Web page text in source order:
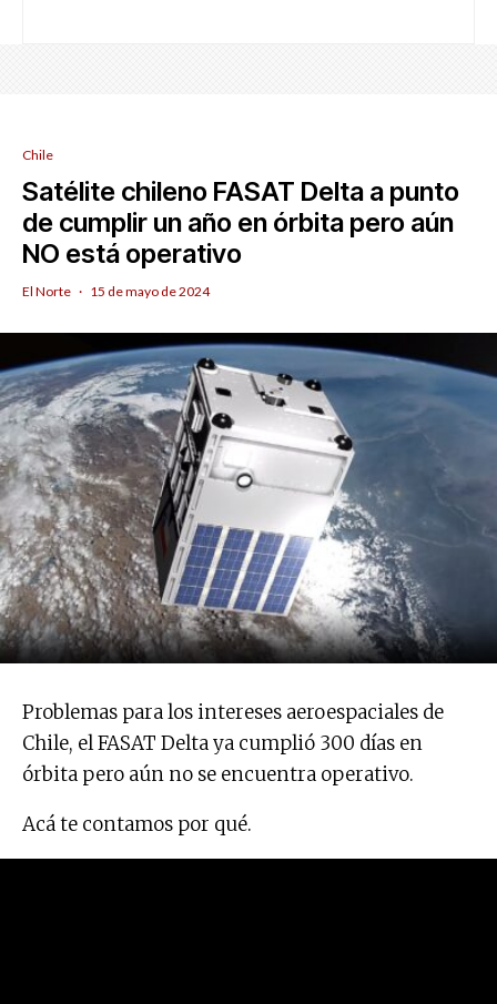
Chile
Satélite chileno FASAT Delta a punto
de cumplir un año en órbita pero aún
NO está operativo
El Norte · 15 de mayo de 2024
Problemas para los intereses aeroespaciales de
Chile, el FASAT Delta ya cumplió 300 días en
órbita pero aún no se encuentra operativo.
Acá te contamos por qué.